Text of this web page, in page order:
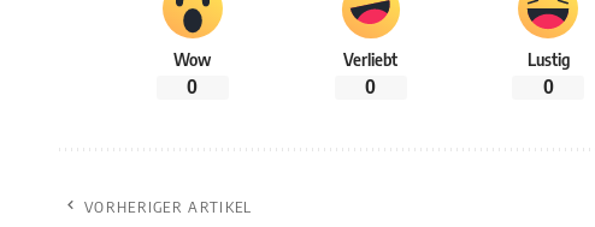
Wow
0
Verliebt
0
Lustig
0
VORHERIGER ARTIKEL